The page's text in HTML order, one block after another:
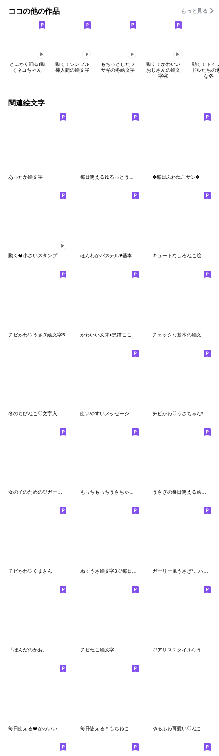
ココの他の作品 もっと見る
とにかく踊る!動
くネコちゃん
動く！シンプル
棒人間の絵文字
もちっとしたウ
サギの冬絵文字
動く！かわいい
おじさんの絵文
字④
動く！トイ
ドルたちの
な冬
関連絵文字
あったか絵文字 ✽毎日ふわねこサン✽
動く❤️小さいスタンプ❤️白猫 ほんわかパステル♥基本セット キュートなしろねこ絵文字
チビかわ♡うさぎ絵文字5 チェックな基本の絵文字☆
チビかわ♡うさちゃん*文字付き*
女の子のための♡ガーリーお正月絵文字 もっちもっちうさちゃん2♡静止版☺︎ うさぎの毎日使える絵文字
チビかわ♡くまさん ガーリー風うさぎ*。ハート♡
『ぱんだのかお』 チビねこ絵文字
毎日使える❤️かわいい絵文字❤️ 毎日使える＊もちねこサン＆もちうさサン＊ ゆるふわ可愛い♡ねこちゃん絵文字